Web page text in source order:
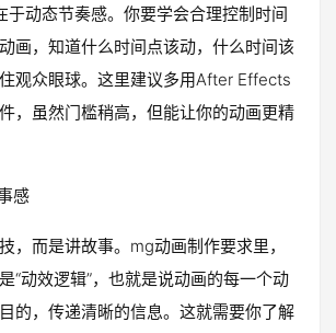
于动态节奏感。你要学会合理控制时间
画，知道什么时间点该动，什么时间该
观众眼球。这里建议多用After Effects
，虽然门槛稍高，但能让你的动画更精
感
，而是讲故事。mg动画制作要求里，
“动效逻辑”，也就是说动画的每一个动
的，传递清晰的信息。这就需要你了解